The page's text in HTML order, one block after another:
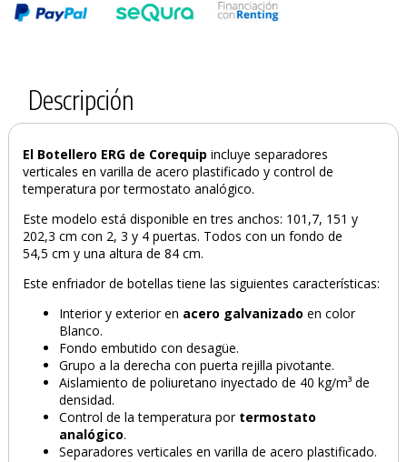
Descripción
El Botellero ERG de Corequipincluye separadores
verticales en varilla de acero plastificado y control de
temperatura por termostato analógico.
Este modelo está disponible en tres anchos: 101,7, 151 y
202,3 cm con 2, 3 y 4 puertas. Todos con un fondo de
54,5 cm y una altura de 84 cm.
Este enfriador de botellas tiene las siguientes características:
Interior y exterior en acero galvanizado en color
Blanco.
Fondo embutido con desagüe.
Grupo a la derecha con puerta rejilla pivotante.
Aislamiento de poliuretano inyectado de 40 kg/m³ de
densidad.
Control de la temperatura por termostato
analógico.
Separadores verticales en varilla de acero plastificado.